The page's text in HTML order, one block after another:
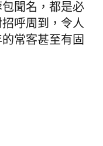
聞名， 都是必
呼周到，令人
常客甚至有固